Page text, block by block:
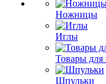
Ножницы
Иглы
Товары для
Шпульки